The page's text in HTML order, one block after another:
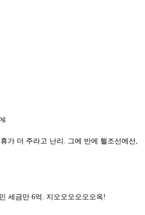
가 더 주라고 난리. 그에 반에 헬조선에선,
세금만 6억. 지오오오오오오옥!